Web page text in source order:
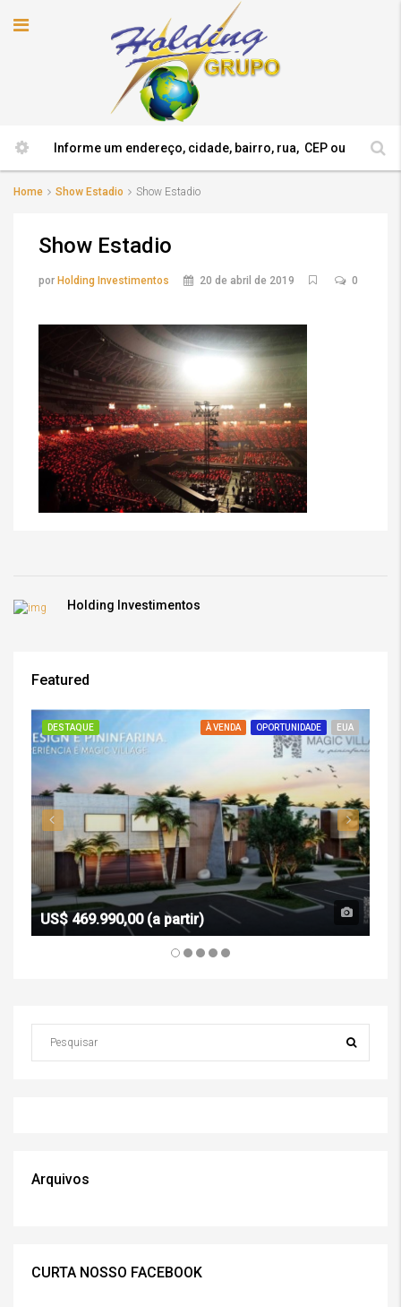
Home Show Estadio Show Estadio
Show Estadio
por Holding Investimentos 20 de abril de 2019 0
Holding Investimentos
Featured
DESTAQUE À VENDA OPORTUNIDADE EUA
US$ 469.990,00 (a partir)
Arquivos
CURTA NOSSO FACEBOOK